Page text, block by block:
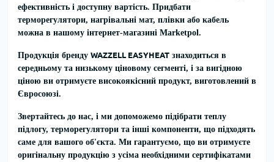
ефективність і доступну вартість. Придбати
терморегулятори, нагрівальні мат, плівки або кабель
можна в нашому інтернет-магазині Marketpol.
Продукція бренду WAZZELL EASYHEAT знаходиться в
середньому та низькому ціновому сегменті, і за вигідною
ціною ви отримуєте високоякісний продукт, виготовлений в
Євросоюзі.
Звертайтесь до нас, і ми допоможемо підібрати теплу
підлогу, терморегулятори та інші компоненти, що підходять
саме для вашого об'єкта. Ми гарантуємо, що ви отримуєте
оригінальну продукцію з усіма необхідними сертифікатами